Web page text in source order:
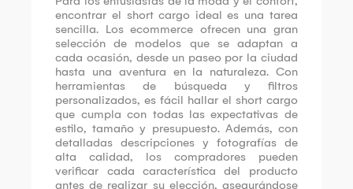
encontrar el short cargo ideal es una tarea
sencilla. Los ecommerce ofrecen una gran
selección de modelos que se adaptan a
cada ocasión, desde un paseo por la ciudad
hasta una aventura en la naturaleza. Con
herramientas de búsqueda y filtros
personalizados, es fácil hallar el short cargo
que cumpla con todas las expectativas de
estilo, tamaño y presupuesto. Además, con
detalladas descripciones y fotografías de
alta calidad, los compradores pueden
verificar cada característica del producto
antes de realizar su elección, asegurándose